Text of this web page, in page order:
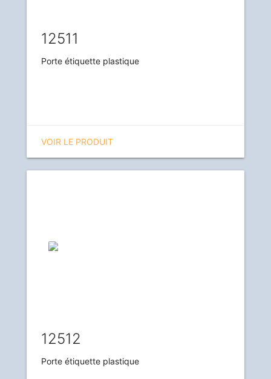
12511
Porte étiquette plastique
VOIR LE PRODUIT
12512
Porte étiquette plastique